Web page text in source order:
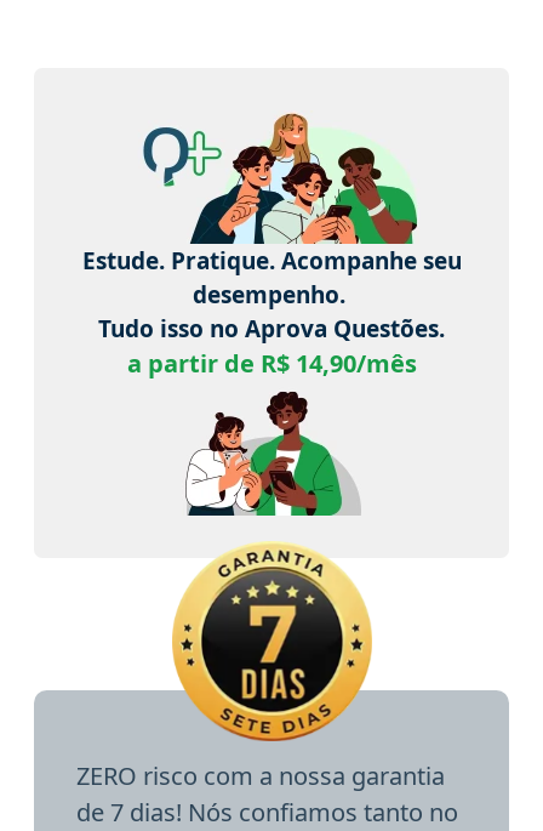
Estude. Pratique. Acompanhe seu
desempenho.
Tudo isso no Aprova Questões.
a partir de R$ 14,90/mês
ZERO risco com a nossa garantia
de 7 dias! Nós confiamos tanto no